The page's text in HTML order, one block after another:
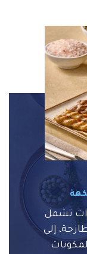
تشمل
إلى